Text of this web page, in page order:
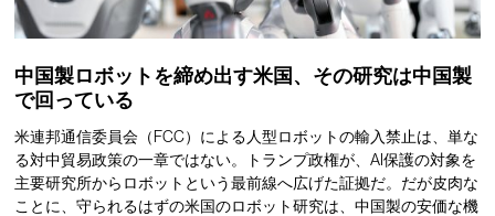
中国製ロボットを締め出す米国、その研究は中国製
で回っている
米連邦通信委員会（FCC）による人型ロボットの輸入禁止は、単な
る対中貿易政策の一章ではない。トランプ政権が、AI保護の対象を
主要研究所からロボットという最前線へ広げた証拠だ。だが皮肉な
ことに、守られるはずの米国のロボット研究は、中国製の安価な機